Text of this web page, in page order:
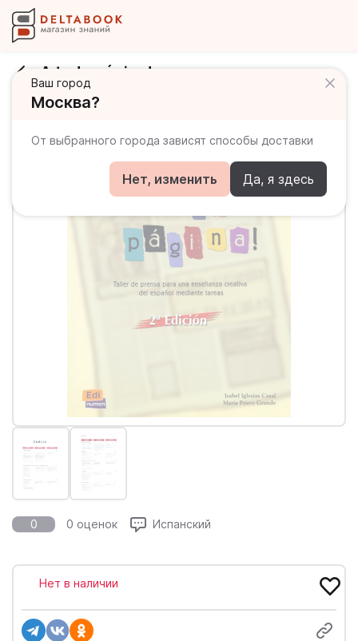
Ваш город
Москва?
От выбранного города зависят способы доставки
Нет, изменить Да, я здесь
¡A toda página!
0 0 оценок Испанский
Нет в наличии